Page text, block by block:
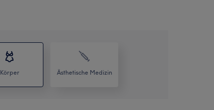
Körper Ästhetische Medizin